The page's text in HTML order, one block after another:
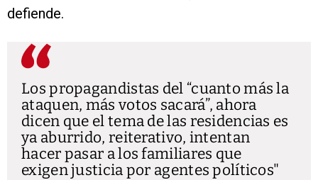
defiende.
Los propagandistas del “cuanto más la
ataquen, más votos sacará”, ahora
dicen que el tema de las residencias es
ya aburrido, reiterativo, intentan
hacer pasar a los familiares que
exigen justicia por agentes políticos